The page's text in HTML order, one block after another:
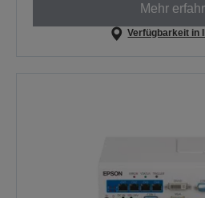
Mehr
Verfügbarkeit in